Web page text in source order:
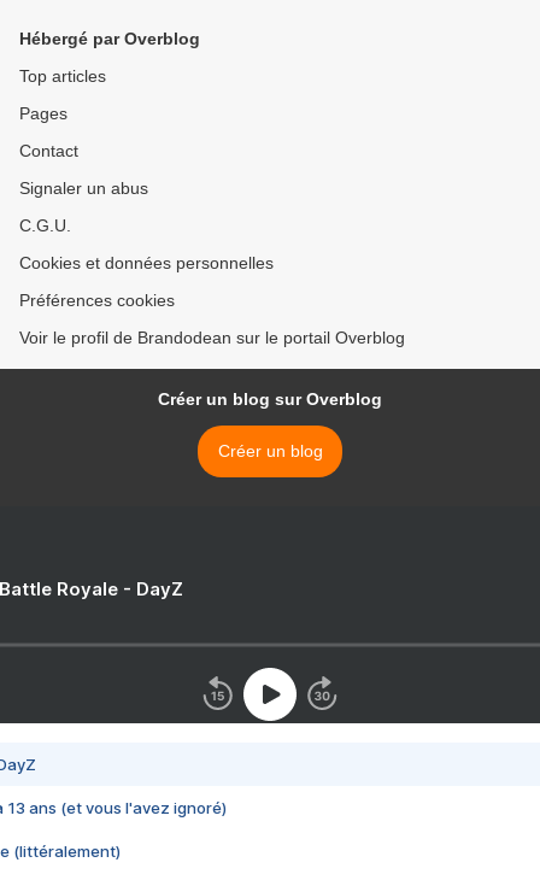
Hébergé par Overblog
Top articles
Pages
Contact
Signaler un abus
C.G.U.
Cookies et données personnelles
Préférences cookies
Voir le profil de Brandodean sur le portail Overblog
Créer un blog sur Overblog
Créer un blog
Royale - DayZ
13 ans (et vous l'avez ignoré)
(littéralement)